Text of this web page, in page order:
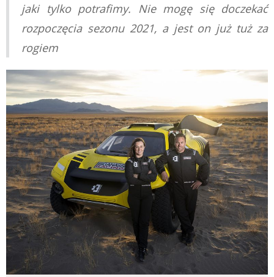
jaki tylko potrafimy. Nie mogę się doczekać
rozpoczęcia sezonu 2021, a jest on już tuż za
rogiem